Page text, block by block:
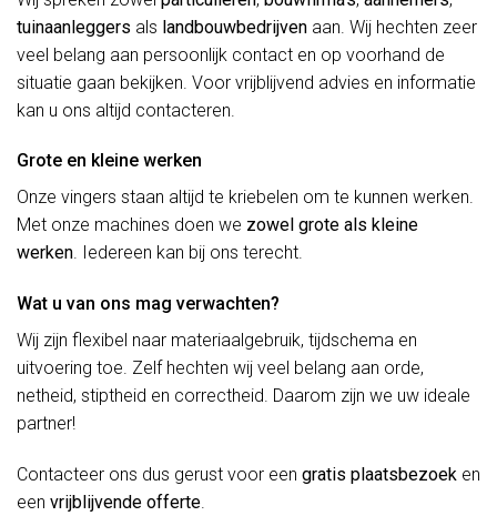
tuinaanleggers als landbouwbedrijven aan. Wij hechten zeer
veel belang aan persoonlijk contact en op voorhand de
situatie gaan bekijken. Voor vrijblijvend advies en informatie
kan u ons altijd contacteren.
Grote en kleine werken
Onze vingers staan altijd te kriebelen om te kunnen werken.
Met onze machines doen we zowel grote als kleine
werken. Iedereen kan bij ons terecht.
Wat u van ons mag verwachten?
Wij zijn flexibel naar materiaalgebruik, tijdschema en
uitvoering toe. Zelf hechten wij veel belang aan orde,
netheid, stiptheid en correctheid. Daarom zijn we uw ideale
partner!
Contacteer ons dus gerust voor een gratis plaatsbezoek en
een vrijblijvende offerte.